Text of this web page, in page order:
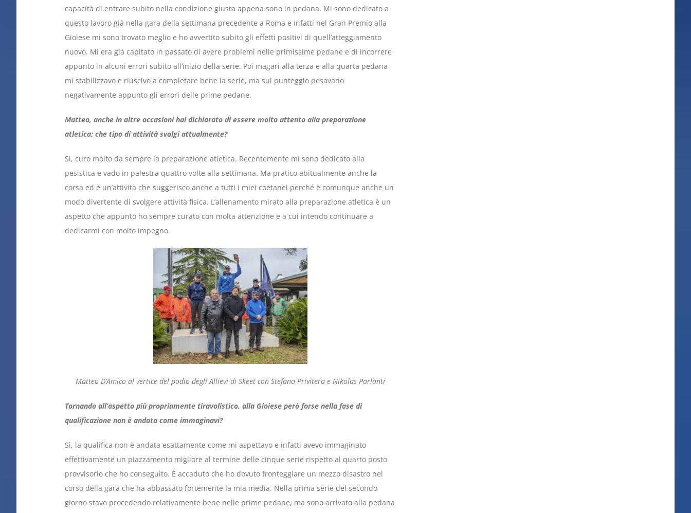
capacità di entrare subito nella condizione giusta appena sono in pedana. Mi sono dedicato a
questo lavoro già nella gara della settimana precedente a Roma e infatti nel Gran Premio alla
Gioiese mi sono trovato meglio e ho avvertito subito gli effetti positivi di quell’atteggiamento
nuovo. Mi era già capitato in passato di avere problemi nelle primissime pedane e di incorrere
appunto in alcuni errori subito all’inizio della serie. Poi magari alla terza e alla quarta pedana
mi stabilizzavo e riuscivo a completare bene la serie, ma sul punteggio pesavano
negativamente appunto gli errori delle prime pedane.
Matteo, anche in altre occasioni hai dichiarato di essere molto attento alla preparazione
atletica: che tipo di attività svolgi attualmente?
Sì, curo molto da sempre la preparazione atletica. Recentemente mi sono dedicato alla
pesistica e vado in palestra quattro volte alla settimana. Ma pratico abitualmente anche la
corsa ed è un’attività che suggerisco anche a tutti i miei coetanei perché è comunque anche un
modo divertente di svolgere attività fisica. L’allenamento mirato alla preparazione atletica è un
aspetto che appunto ho sempre curato con molta attenzione e a cui intendo continuare a
dedicarmi con molto impegno.
Matteo D’Amico al vertice del podio degli Allievi di Skeet con Stefano Privitera e Nikolas Parlanti
Tornando all’aspetto più propriamente tiravolistico, alla Gioiese però forse nella fase di
qualificazione non è andata come immaginavi?
Sì, la qualifica non è andata esattamente come mi aspettavo e infatti avevo immaginato
effettivamente un piazzamento migliore al termine delle cinque serie rispetto al quarto posto
provvisorio che ho conseguito. È accaduto che ho dovuto fronteggiare un mezzo disastro nel
corso della gara che ha abbassato fortemente la mia media. Nella prima serie del secondo
giorno stavo procedendo relativamente bene nelle prime pedane, ma sono arrivato alla pedana